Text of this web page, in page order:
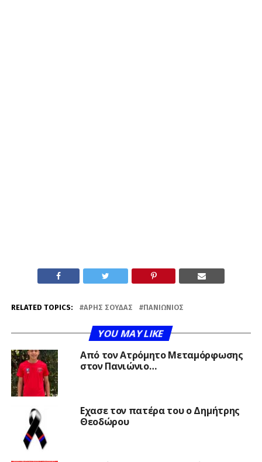
RELATED TOPICS: ΆΡΗΣ ΣΟΎΔΑΣ ΠΑΝΙΏΝΙΟΣ
YOU MAY LIKE
Από τον Ατρόμητο Μεταμόρφωσης
στον Πανιώνιο…
Εχασε τον πατέρα του ο Δημήτρης
Θεοδώρου